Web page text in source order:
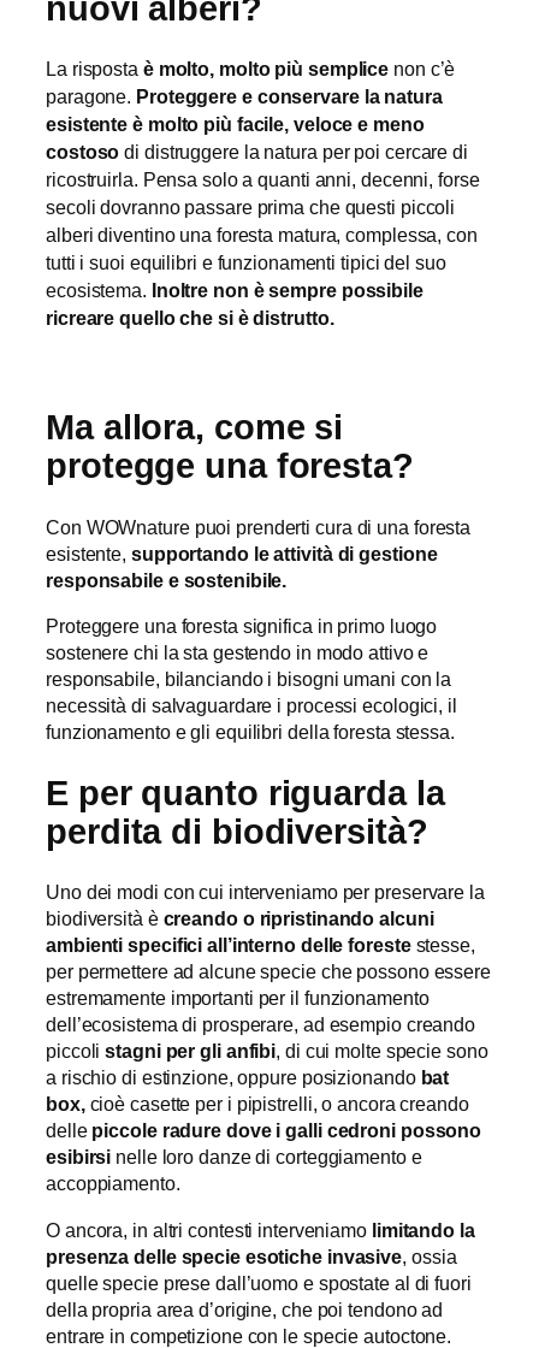
nuovi alberi?
La risposta è molto, molto più semplice non c’è
paragone. Proteggere e conservare la natura
esistente è molto più facile, veloce e meno
costoso di distruggere la natura per poi cercare di
ricostruirla. Pensa solo a quanti anni, decenni, forse
secoli dovranno passare prima che questi piccoli
alberi diventino una foresta matura, complessa, con
tutti i suoi equilibri e funzionamenti tipici del suo
ecosistema. Inoltre non è sempre possibile
ricreare quello che si è distrutto.
Ma allora, come si
protegge una foresta?
Con WOWnature puoi prenderti cura di una foresta
esistente, supportando le attività di gestione
responsabile e sostenibile.
Proteggere una foresta significa in primo luogo
sostenere chi la sta gestendo in modo attivo e
responsabile, bilanciando i bisogni umani con la
necessità di salvaguardare i processi ecologici, il
funzionamento e gli equilibri della foresta stessa.
E per quanto riguarda la
perdita di biodiversità?
Uno dei modi con cui interveniamo per preservare la
biodiversità ècreando o ripristinando alcuni
ambienti specifici all’interno delle forestestesse,
per permettere ad alcune specie che possono essere
estremamente importanti per il funzionamento
dell’ecosistema di prosperare, ad esempio creando
piccoli stagni per gli anfibi, di cui molte specie sono
a rischio di estinzione, oppure posizionando bat
box,cioè casette per i pipistrelli, o ancora creando
delle piccole radure dove i galli cedroni possono
esibirsi nelle loro danze di corteggiamento e
accoppiamento.
O ancora, in altri contesti interveniamo limitando la
presenza delle specie esotiche invasive , ossia
quelle specie prese dall’uomo e spostate al di fuori
della propria area d’origine, che poi tendono ad
entrare in competizione con le specie autoctone.